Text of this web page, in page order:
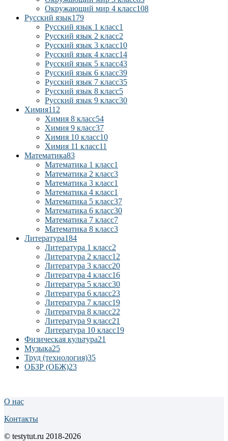
Окружающий мир 4 класс108
Русский язык179
Русский язык 1 класс1
Русский язык 2 класс2
Русский язык 3 класс10
Русский язык 4 класс14
Русский язык 5 класс43
Русский язык 6 класс39
Русский язык 7 класс35
Русский язык 8 класс5
Русский язык 9 класс30
Химия112
Химия 8 класс54
Химия 9 класс37
Химия 10 класс10
Химия 11 класс11
Математика83
Математика 1 класс1
Математика 2 класс3
Математика 3 класс1
Математика 4 класс1
Математика 5 класс37
Математика 6 класс30
Математика 7 класс7
Математика 8 класс3
Литература184
Литература 1 класс2
Литература 2 класс12
Литература 3 класс20
Литература 4 класс16
Литература 5 класс30
Литература 6 класс23
Литература 7 класс19
Литература 8 класс22
Литература 9 класс21
Литература 10 класс19
Физическая культура21
Музыка25
Труд (технология)35
ОБЗР (ОБЖ)23
О нас
Контакты
© testytut.ru 2018-2026